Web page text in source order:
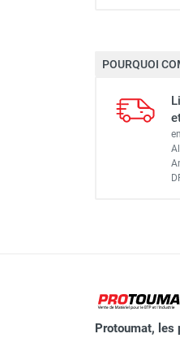
POURQUOI
Protoumat, les